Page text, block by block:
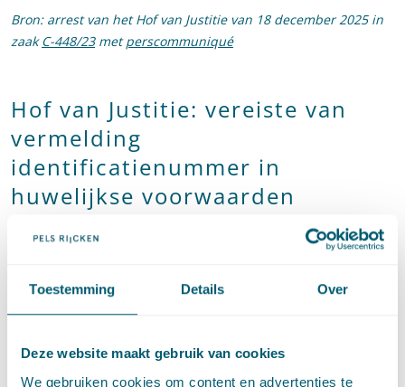
Toestemming Details Over
Deze website maakt gebruik van cookies
We gebruiken cookies om content en advertenties te
Bron: arrest van het Hof van Justitie van 18 december 2025 in
zaak C-448/23metperscommuniqué
Hof van Justitie: vereiste van
vermelding
identificatienummer in
huwelijkse voorwaarden
gesloten in andere lidstaat bij
inschrijving in
huwelijksgoederenregister in
strijd met recht op vrij
verkeer en verblijf
Naar aanleiding van een prejudiciële vraag van de Litouwse